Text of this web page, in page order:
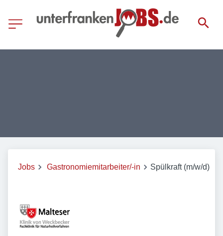
Jobs Gastronomiemitarbeiter/-in Spülkraft (m/w/d)